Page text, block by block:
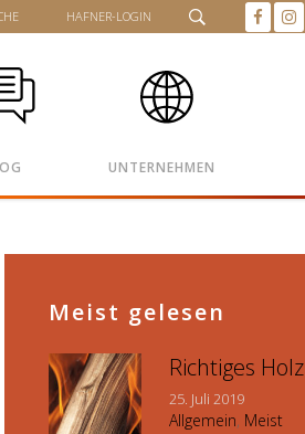
HAFNER-LOGIN
UNTERNEHMEN
Meist gelesen
Richtiges Holz
25. Juli 2019
Allgemein, Meist